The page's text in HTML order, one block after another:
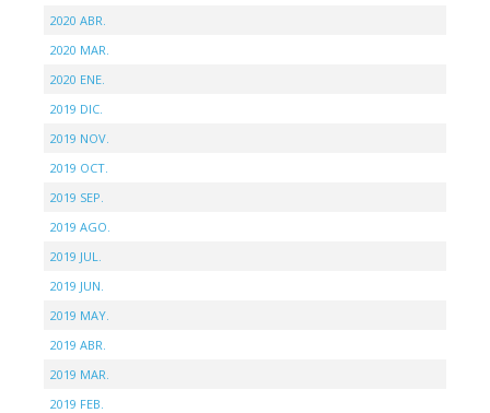
2020 ABR.
2020 MAR.
2020 ENE.
2019 DIC.
2019 NOV.
2019 OCT.
2019 SEP.
2019 AGO.
2019 JUL.
2019 JUN.
2019 MAY.
2019 ABR.
2019 MAR.
2019 FEB.